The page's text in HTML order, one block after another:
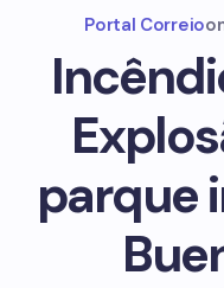
Portal Correio
parque